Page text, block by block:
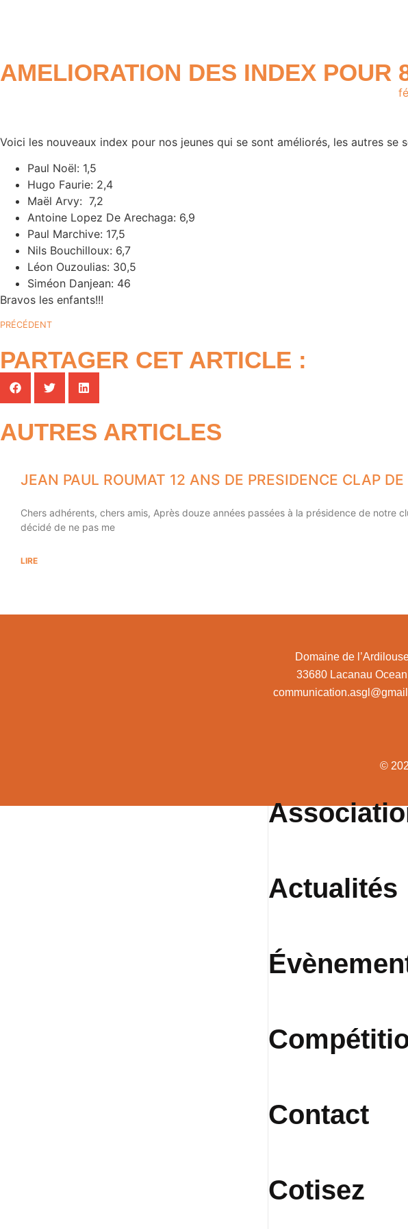
AMELIORATION DES INDEX POUR
Voici les nouveaux index pour nos jeunes qui se sont améliorés, les autres se
Paul Noël: 1,5
Hugo Faurie: 2,4
Maël Arvy: 7,2
Antoine Lopez De Arechaga: 6,9
Paul Marchive: 17,5
Nils Bouchilloux: 6,7
Léon Ouzoulias: 30,5
Siméon Danjean: 46
Bravos les enfants!!!
PRÉCÉDENT
PARTAGER CET ARTICLE :
AUTRES ARTICLES
JEAN PAUL ROUMAT 12 ANS DE PRESIDENCE CLAP DE
Chers adhérents, chers amis, Après douze années passées à la présidence de notre
décidé de ne pas me
LIRE
Domaine de
33680 Lacanau Ocean
©
Actualités
Contact
Cotisez